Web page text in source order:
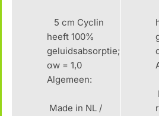
5 cm Cyclin
heeft 100%
geluidsabsorptie;
αw = 1,0
Algemeen:
Made in NL /